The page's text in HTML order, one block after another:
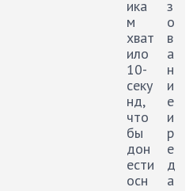
ика
м
хват
ило
10-
секу
нд,
что
бы
дон
ести
осн
з
о
в
а
н
и
е
и
р
е
д
а